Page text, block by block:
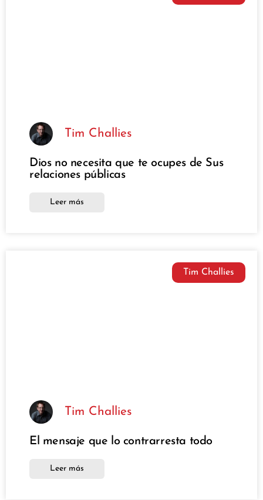
Tim Challies
Dios no necesita que te ocupes de Sus
relaciones públicas
Leer más
Tim Challies
Tim Challies
El mensaje que lo contrarresta todo
Leer más